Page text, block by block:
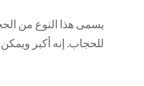
يسمى هذا النوع من
للحجاب. إنه أكبر